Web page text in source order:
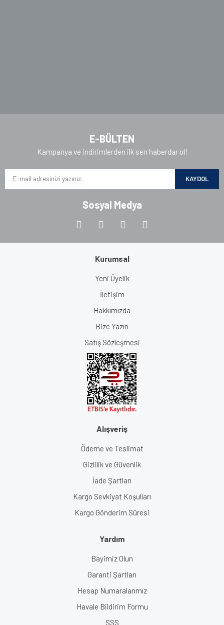
E-BÜLTEN
Kampanya ve indirimlerden ilk sen haberdar ol!
KAYDOL
Sosyal Medya
Kurumsal
Yeni Üyelik
İletişim
Hakkımızda
Bize Yazın
Satış Sözleşmesi
Alışveriş
Ödeme ve Teslimat
Gizlilik ve Güvenlik
İade Şartları
Kargo Sevkiyat Koşulları
Kargo Gönderim Süresi
Yardım
Bayimiz Olun
Garanti Şartları
Hesap Numaralarımız
Havale Bildirim Formu
SSS